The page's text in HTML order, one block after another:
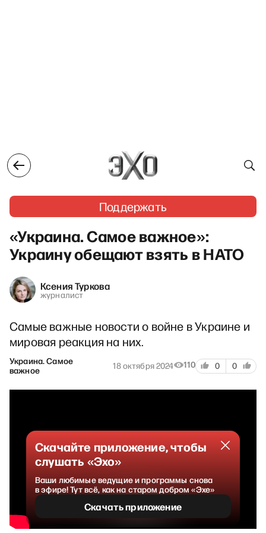
Поддержать
«Украина. Самое важное»:
Украину обещают взять в НАТО
Ксения Туркова
журналист
Самые важные новости о войне в Украине и
мировая реакция на них.
Украина. Самое
важное
18 октября 2024 110 0 0
Скачайте приложение, чтобы
слушать «Эхо»
Ваши любимые ведущие и программы снова
в эфире! Тут всё, как на старом добром «Эхе»
Скачать приложение